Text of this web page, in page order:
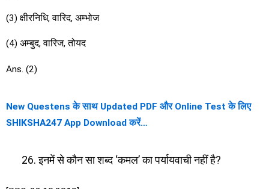
(3) क्षीरनिधि, वारिद, अम्भोज
(4) अम्बुद, वारिज, तोयद
Ans. (2)
New Questens के साथ Updated PDF और Online Test के लिए
SHIKSHA247 App Download करें…
इनमें से कौन सा शब्द ‘कमल’ का पर्यायवाची नहीं है?